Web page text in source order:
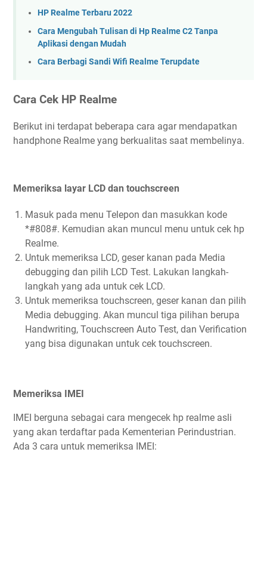
HP Realme Terbaru 2022
Cara Mengubah Tulisan di Hp Realme C2 Tanpa
Aplikasi dengan Mudah
Cara Berbagi Sandi Wifi Realme Terupdate
Cara Cek HP Realme
Berikut ini terdapat beberapa cara agar mendapatkan
handphone Realme yang berkualitas saat membelinya.
Memeriksa layar LCD dan touchscreen
Masuk pada menu Telepon dan masukkan kode
*#808#. Kemudian akan muncul menu untuk cek hp
Realme.
Untuk memeriksa LCD, geser kanan pada Media
debugging dan pilih LCD Test. Lakukan langkah-
langkah yang ada untuk cek LCD.
Untuk memeriksa touchscreen, geser kanan dan pilih
Media debugging. Akan muncul tiga pilihan berupa
Handwriting, Touchscreen Auto Test, dan Verification
yang bisa digunakan untuk cek touchscreen.
Memeriksa IMEI
IMEI berguna sebagai cara mengecek hp realme asli
yang akan terdaftar pada Kementerian Perindustrian.
Ada 3 cara untuk memeriksa IMEI: